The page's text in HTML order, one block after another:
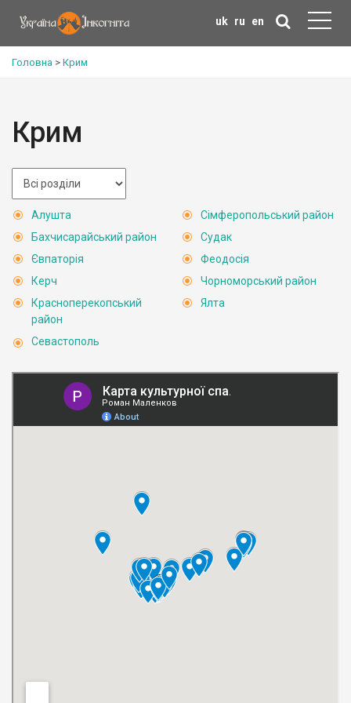
uk ru en
Головна > Крим
Крим
Алушта
Бахчисарайський район
Євпаторія
Керч
Красноперекопський
район
Севастополь
Сімферопольський район
Судак
Феодосія
Чорноморський район
Ялта